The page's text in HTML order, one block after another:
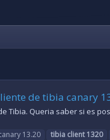
de tibia canary
Tibia. Queria saber si es
13.20 tibia client 1320